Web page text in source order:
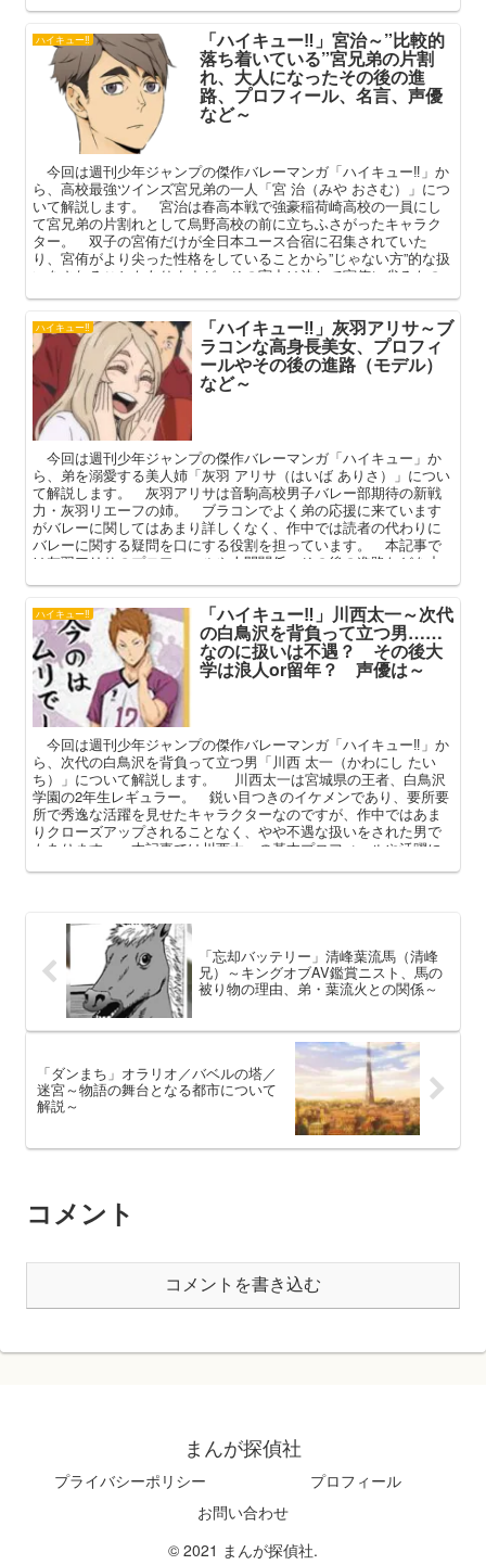
ハイキュー‼ 「ハイキュー‼」宮治～”比較的
落ち着いている”宮兄弟の片割
れ、大人になったその後の進
路、プロフィール、名言、声優
など～
今回は週刊少年ジャンプの傑作バレーマンガ「ハイキュー‼」か
ら、高校最強ツインズ宮兄弟の一人「宮 治（みや おさむ）」につ
いて解説します。 宮治は春高本戦で強豪稲荷崎高校の一員にし
て宮兄弟の片割れとして烏野高校の前に立ちふさがったキャラク
ター。 双子の宮侑だけが全日本ユース合宿に召集されていた
り、宮侑がより尖った性格をしていることから”じゃない方”的な扱
いをされることもありますが、その実力は決して宮侑に劣るもの
て、その魅力について語ってまいります。
ハイキュー‼ 「ハイキュー‼」灰羽アリサ～ブ
ラコンな高身長美女、プロフィ
ールやその後の進路（モデル）
など～
今回は週刊少年ジャンプの傑作バレーマンガ「ハイキュー」か
ら、弟を溺愛する美人姉「灰羽 アリサ（はいば ありさ）」につい
て解説します。 灰羽アリサは音駒高校男子バレー部期待の新戦
力・灰羽リエーフの姉。 ブラコンでよく弟の応援に来ています
がバレーに関してはあまり詳しくなく、作中では読者の代わりに
バレーに関する疑問を口にする役割を担っています。 本記事で
は灰羽アリサのプロフィールや人間関係、その後の進路などを中
ハイキュー‼ 「ハイキュー‼」川西太一～次代
の白鳥沢を背負って立つ男……
なのに扱いは不遇？ その後大
学は浪人or留年？ 声優は～
今回は週刊少年ジャンプの傑作バレーマンガ「ハイキュー‼」か
ら、次代の白鳥沢を背負って立つ男「川西 太一（かわにし たい
ち）」について解説します。 川西太一は宮城県の王者、白鳥沢
学園の2年生レギュラー。 鋭い目つきのイケメンであり、要所要
所で秀逸な活躍を見せたキャラクターなのですが、作中ではあま
りクローズアップされることなく、やや不遇な扱いをされた男で
もあります。 本記事では川西太一の基本プロフィールや活躍に
「忘却バッテリー」清峰葉流馬（清峰
兄）～キングオブAV鑑賞ニスト、馬の
被り物の理由、弟・葉流火との関係～
「ダンまち」オラリオ／バベルの塔／
迷宮～物語の舞台となる都市について
解説～
コメント
コメントを書き込む
まんが探偵社
プライバシーポリシー
プロフィール
お問い合わせ
© 2021 まんが探偵社.